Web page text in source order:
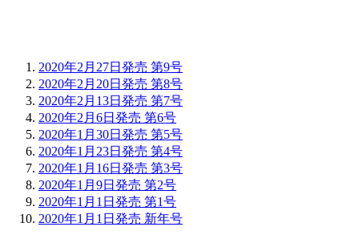
2020年2月27日発売 第9号
2020年2月20日発売 第8号
2020年2月13日発売 第7号
2020年2月6日発売 第6号
2020年1月30日発売 第5号
2020年1月23日発売 第4号
2020年1月16日発売 第3号
2020年1月9日発売 第2号
2020年1月1日発売 第1号
2020年1月1日発売 新年号